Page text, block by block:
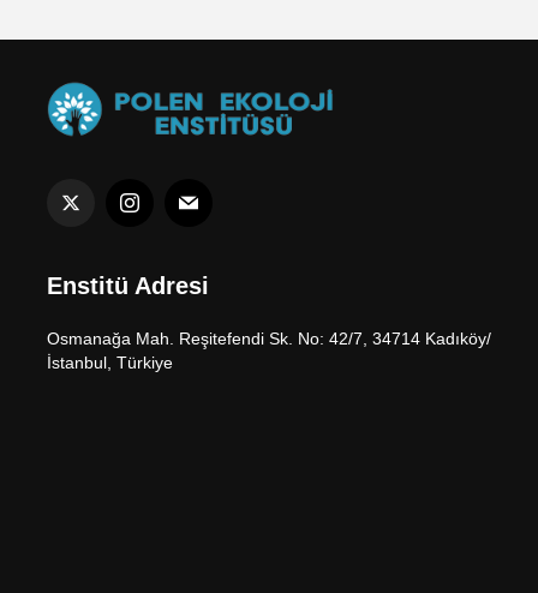
Enstitü Adresi
Osmanağa Mah. Reşitefendi Sk. No: 42/7, 34714 Kadıköy/
İstanbul, Türkiye